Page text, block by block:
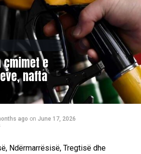
çmimet e
nafta
ago on June 17, 2026
Ndërmarrësisë, Tregtisë dhe